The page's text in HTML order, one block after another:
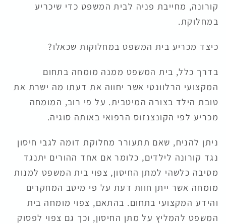
קורונה, מחייבת פניה לבית המשפט כדי שיכריע
במחלוקת.
כיצד מכריע בית המשפט במחלוקות שכאלו?
בדרך כלל, בית המשפט ממנה מומחה בתחום
המקצועי הרלוונטי אשר יחווה את דעתו מה ישרת את
טובת הילד בצורה המיטבית. על פי רוב, המומחה
מכריע לפי הקונצנזוס הרפואי באותה סוגיה.
ניתן להניח, שאם תתעורר מחלוקת דומה לגבי חיסון
נגד קורונה לילדים, כלומר אם אחד ההורים יתנגד
מסיבה כלשהי למתן החיסון, צפוי בית המשפט למנות
מומחה אשר ייתן חוות דעת על פי מיטב המחקרים
והידע המקצועי בתחום. בהתאם, צפוי מומחה בית
המשפט להמליץ על מתן החיסון, וכך גם צפוי לפסוק